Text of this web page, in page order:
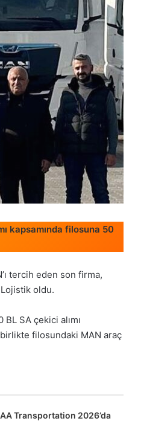
kapsamında filosuna 50
tercih eden son firma,
oldu.
SA çekici alımı
filosundaki MAN araç
Transportation 2026’da